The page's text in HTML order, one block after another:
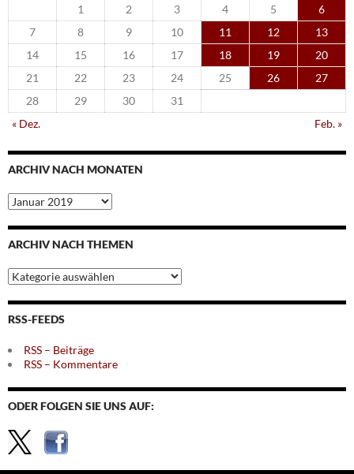
1
2 3 4 5
6
7
8 9 10 11 12
13
14
15 16 17 18 19
20
21
22 23 24 25 26
27
28
29 30
31
« Dez.
Feb. »
ARCHIV NACH MONATEN
Archiv
nach
Monaten
ARCHIV NACH THEMEN
Archiv
nach
Themen
RSS-FEEDS
RSS – Beiträge
RSS – Kommentare
ODER FOLGEN SIE UNS AUF: